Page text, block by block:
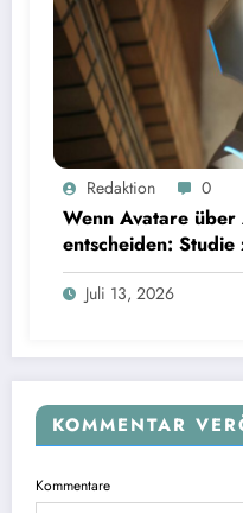
Wenn Avatare über Ablehnung
InterviewsRedaktion 0
Wenn Avatare über
entscheiden: Studie
Fairness bei KI-
Juli 13, 2026
KOMMENTAR
Kommentare